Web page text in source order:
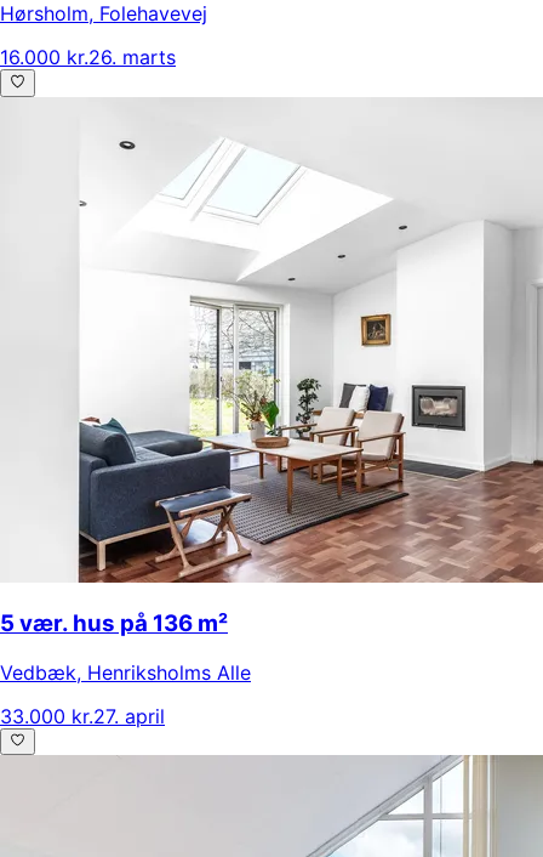
Hørsholm, Folehavevej
16.000 kr.26. marts
5 vær. hus på 136 m²
Vedbæk, Henriksholms Alle
33.000 kr.27. april